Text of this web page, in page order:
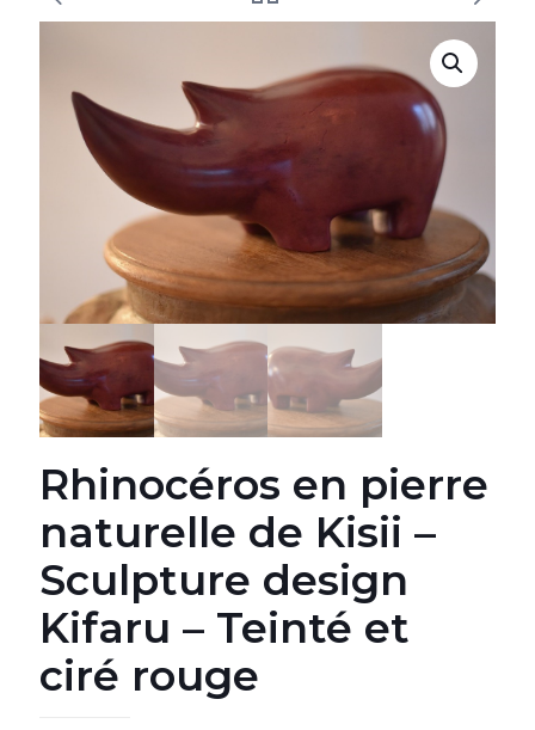
Rhinocéros en pierre
naturelle de Kisii –
Sculpture design
Kifaru – Teinté et
ciré rouge